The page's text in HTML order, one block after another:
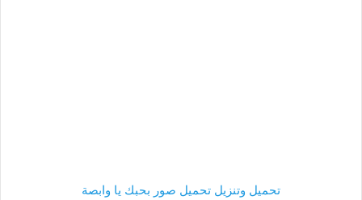
تحميل وتنزيل تحميل صور بحبك يا وابصة